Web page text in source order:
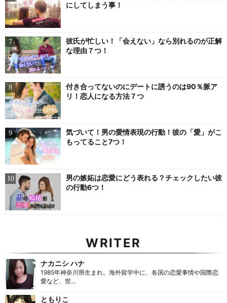
にしてしまう事！
彼氏が忙しい！「会えない」なら別れるのが正解
な理由７つ！
付き合ってないのにデートに誘うのは90％脈ア
リ！恋人になる方法７つ
気づいて！男の愛情表現の行動！彼の「愛」がこ
もってること7つ！
男の嫉妬は恋愛にどう表れる？チェックしたい彼
の行動6つ！
WRITER
ナカニシ ハナ
1985年神奈川県生まれ。海外留学中に、各国の恋愛事情や国際恋
愛など、世...
ともりこ